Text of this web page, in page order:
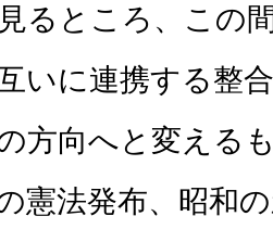
るところ、この
いに連携する整
方向へと変える
憲法発布、昭和